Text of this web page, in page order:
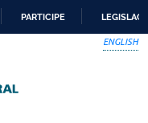
PARTICIPE
ENGLISH